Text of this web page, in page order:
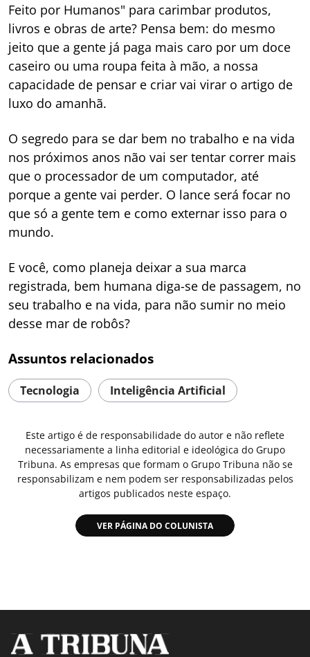
Feito por Humanos" para carimbar produtos,
livros e obras de arte? Pensa bem: do mesmo
jeito que a gente já paga mais caro por um doce
caseiro ou uma roupa feita à mão, a nossa
capacidade de pensar e criar vai virar o artigo de
luxo do amanhã.
O segredo para se dar bem no trabalho e na vida
nos próximos anos não vai ser tentar correr mais
que o processador de um computador, até
porque a gente vai perder. O lance será focar no
que só a gente tem e como externar isso para o
mundo.
E você, como planeja deixar a sua marca
registrada, bem humana diga-se de passagem, no
seu trabalho e na vida, para não sumir no meio
desse mar de robôs?
Assuntos relacionados
Tecnologia Inteligência Artificial
Este artigo é de responsabilidade do autor e não reflete
necessariamente a linha editorial e ideológica do Grupo
Tribuna. As empresas que formam o Grupo Tribuna não se
responsabilizam e nem podem ser responsabilizadas pelos
artigos publicados neste espaço.
VER PÁGINA DO COLUNISTA